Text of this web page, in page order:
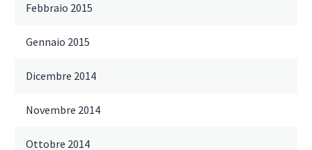
Febbraio 2015
Gennaio 2015
Dicembre 2014
Novembre 2014
Ottobre 2014